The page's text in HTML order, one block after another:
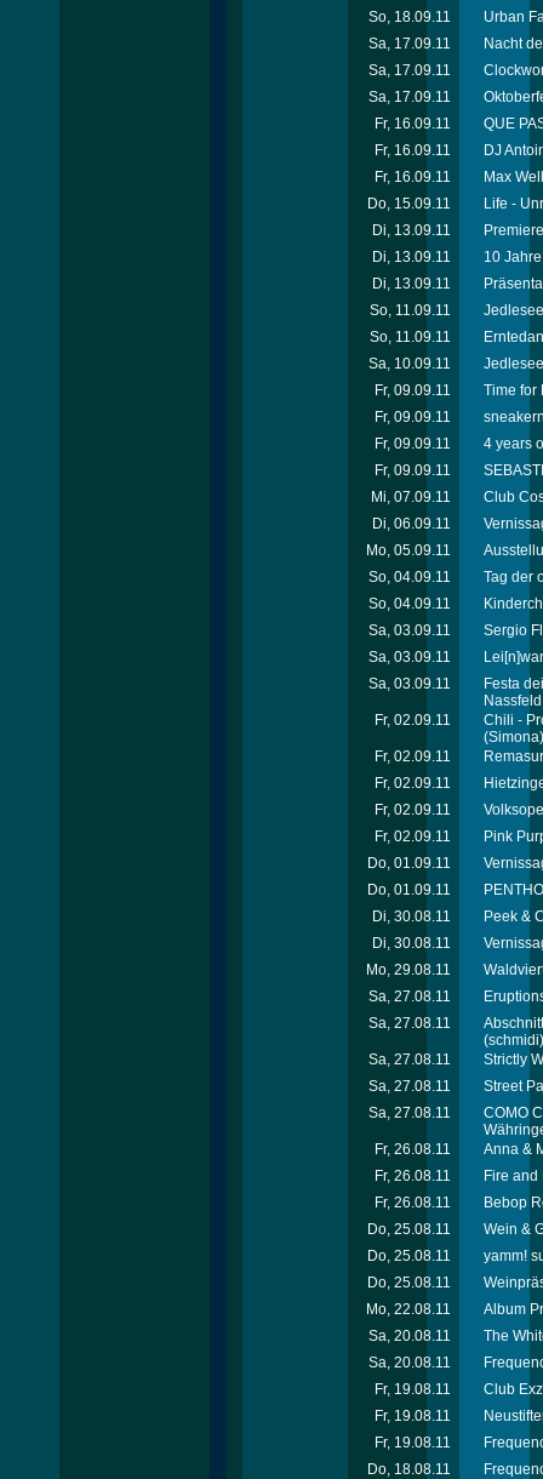
So, 18.09.11
Urban
Sa, 17.09.11
Nacht
Sa, 17.09.11
Sa, 17.09.11
Fr, 16.09.11
QUE
Fr, 16.09.11
DJ
Fr, 16.09.11
Max
Do, 15.09.11
Life -
Di, 13.09.11
Di, 13.09.11
10
Di, 13.09.11
So, 11.09.11
So, 11.09.11
Sa, 10.09.11
Fr, 09.09.11
Time for
Fr, 09.09.11
Fr, 09.09.11
4 years
Fr, 09.09.11
Mi, 07.09.11
Club
Di, 06.09.11
Mo, 05.09.11
So, 04.09.11
Tag der
So, 04.09.11
Sa, 03.09.11
Sergio
Sa, 03.09.11
Sa, 03.09.11
Festa
Nassfeld
Fr, 02.09.11
Chili -
(Simona)
Fr, 02.09.11
Fr, 02.09.11
Fr, 02.09.11
Fr, 02.09.11
Pink
Do, 01.09.11
Do, 01.09.11
Di, 30.08.11
Peek &
Di, 30.08.11
Mo, 29.08.11
Sa, 27.08.11
Sa, 27.08.11
(schmidi)
Sa, 27.08.11
Strictly
Sa, 27.08.11
Street
Sa, 27.08.11
COMO
Fr, 26.08.11
Anna &
Fr, 26.08.11
Fire
Fr, 26.08.11
Bebop
Do, 25.08.11
Wein &
Do, 25.08.11
yamm!
Do, 25.08.11
Mo, 22.08.11
Album
Sa, 20.08.11
The
Sa, 20.08.11
Fr, 19.08.11
Club
Fr, 19.08.11
Fr, 19.08.11
Do, 18.08.11